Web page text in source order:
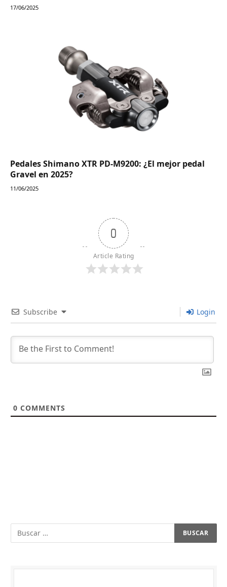
17/06/2025
Pedales Shimano XTR PD-M9200: ¿El mejor pedal
Gravel en 2025?
11/06/2025
0
Article Rating
Subscribe Login
0 COMMENTS